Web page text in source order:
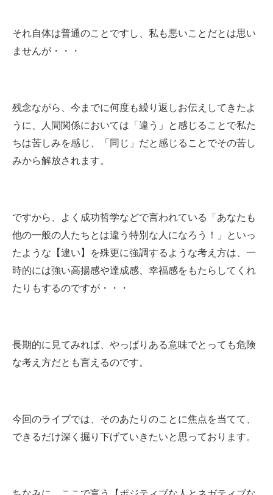
それ自体は普通のことですし、私も悪いことだとは思い
ませんが・・・
残念ながら、今までに何度も繰り返しお伝えしてきたよ
うに、人間関係においては「違う」と感じることで私た
ちは苦しみを感じ、「同じ」だと感じることでその苦し
みから解放されます。
ですから、よく成功哲学などで言われている「あなたも
他の一般の人たちとは違う特別な人になろう！」といっ
たような【違い】を殊更に強調するような考え方は、一
時的には強い高揚感や達成感、幸福感をもたらしてくれ
たりもするのですが・・・
長期的に見てみれば、やっぱりある意味でとっても危険
な考え方だとも言えるのです。
今回のライブでは、そのあたりのことに焦点を当てて、
できるだけ深く掘り下げていきたいと思っております。